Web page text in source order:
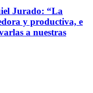
Jurado: “La
y productiva, e
a nuestras